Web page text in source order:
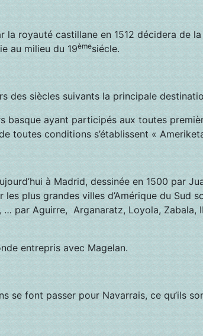
la royauté castillane en 1512 décidera
au milieu du 19èmesiécle.
des siècles suivants la principale
basque ayant participés aux toutes
toutes conditions s’établissent «
à Madrid, dessinée en 1500 par
plus grandes villes d’Amérique du Sud
… par Aguirre, Arganaratz, Loyola,
entrepris avec Magelan.
font passer pour Navarrais, ce qu’ils